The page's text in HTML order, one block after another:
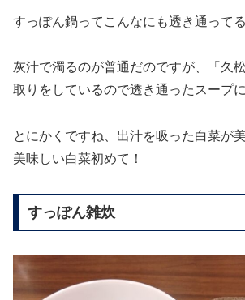
すっぽん鍋ってこんなにも透き通って
灰汁で濁るのが普通だのですが、「久
取りをしているので透き通ったスープ
とにかくですね、出汁を吸った白菜が
美味しい白菜初めて！
すっぽん雑炊